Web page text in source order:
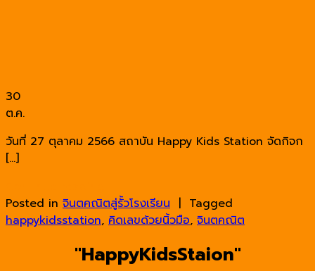
30
ต.ค.
วันที่ 27 ตุลาคม 2566 สถาบัน Happy Kids Station จัดกิจก
[…]
Posted in จินตคณิตสู่รั้วโรงเรียน | Tagged
happykidsstation, คิดเลขด้วยนิ้วมือ, จินตคณิต
"HappyKidsStaion"